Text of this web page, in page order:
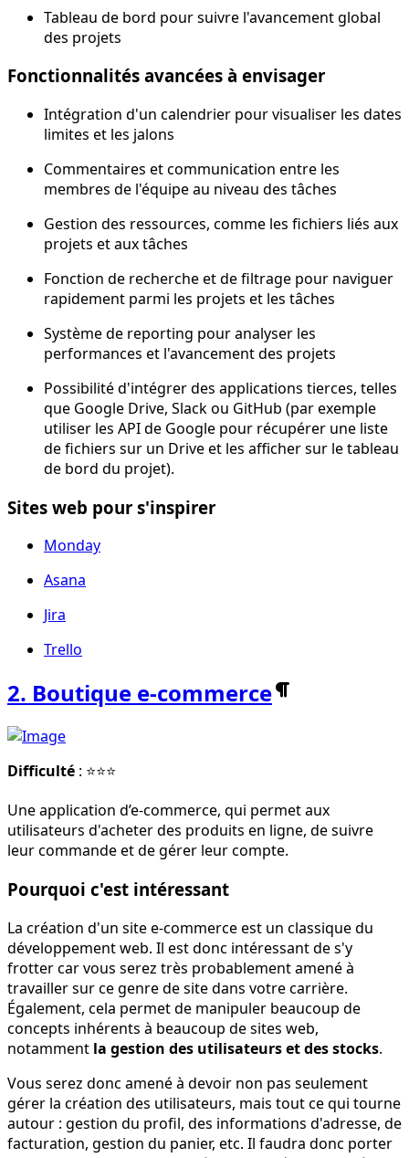
Tableau de bord pour suivre l'avancement global
des projets
Fonctionnalités avancées à envisager
Intégration d'un calendrier pour visualiser les dates
limites et les jalons
Commentaires et communication entre les
membres de l'équipe au niveau des tâches
Gestion des ressources, comme les fichiers liés aux
projets et aux tâches
Fonction de recherche et de filtrage pour naviguer
rapidement parmi les projets et les tâches
Système de reporting pour analyser les
performances et l'avancement des projets
Possibilité d'intégrer des applications tierces, telles
que Google Drive, Slack ou GitHub (par exemple
utiliser les API de Google pour récupérer une liste
de fichiers sur un Drive et les afficher sur le tableau
de bord du projet).
Sites web pour s'inspirer
Monday
Asana
Jira
Trello
2. Boutique e-commerce
Difficulté : ⭐⭐⭐
Une application d’e-commerce, qui permet aux
utilisateurs d'acheter des produits en ligne, de suivre
leur commande et de gérer leur compte.
Pourquoi c'est intéressant
La création d'un site e-commerce est un classique du
développement web. Il est donc intéressant de s'y
frotter car vous serez très probablement amené à
travailler sur ce genre de site dans votre carrière.
Également, cela permet de manipuler beaucoup de
concepts inhérents à beaucoup de sites web,
notamment la gestion des utilisateurs et des stocks.
Vous serez donc amené à devoir non pas seulement
gérer la création des utilisateurs, mais tout ce qui tourne
autour : gestion du profil, des informations d'adresse, de
facturation, gestion du panier, etc. Il faudra donc porter